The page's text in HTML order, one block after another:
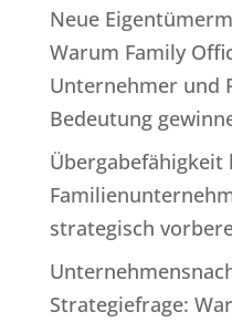
Neue
Warum Family
Unternehmer und
Bedeutung
Übergabefähigkeit
strategisch
Strategiefrage: